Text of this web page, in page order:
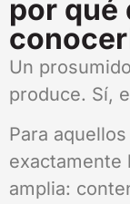
por qué
Un
produce. Sí,
Para
exactamente
amplia: